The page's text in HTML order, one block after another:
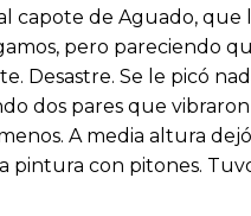
capote de Aguado, que
pero pareciendo
Desastre. Se le picó
dos pares que
A media altura
con pitones.